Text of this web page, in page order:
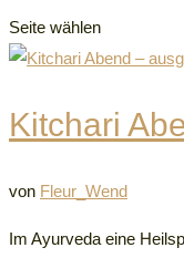
Seite wählen
Kitchari
von Fleur_Wend
Im Ayurveda eine